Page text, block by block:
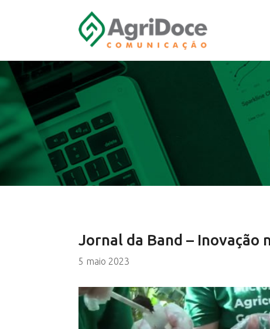
Jornal da Band – Inovação
5 maio 2023